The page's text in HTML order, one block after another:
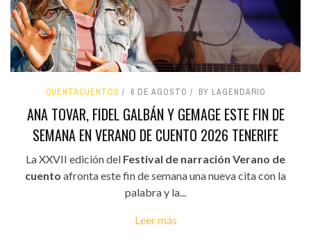
CUENTACUENTOS 6 DE AGOSTO BY LAGENDARIO
ANA TOVAR, FIDEL GALBÁN Y GEMAGE ESTE FIN DE
SEMANA EN VERANO DE CUENTO 2026 TENERIFE
La XXVII edición del Festival de narración Verano de
cuento afronta este fin de semana una nueva cita con la
palabra y la...
Leer más